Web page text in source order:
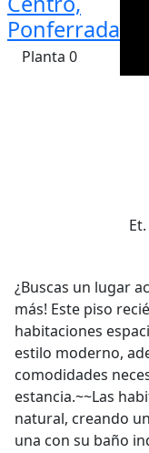
Ponferrada
Planta 0
¿Buscas un lugar
más! Este piso
habitaciones
estilo moderno,
comodidades
estancia.~~Las
natural, creando
una con su baño